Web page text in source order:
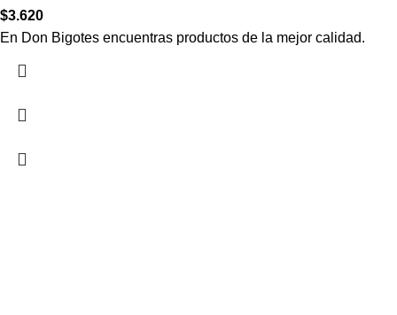
$3.620
En Don Bigotes encuentras productos de la mejor calidad.